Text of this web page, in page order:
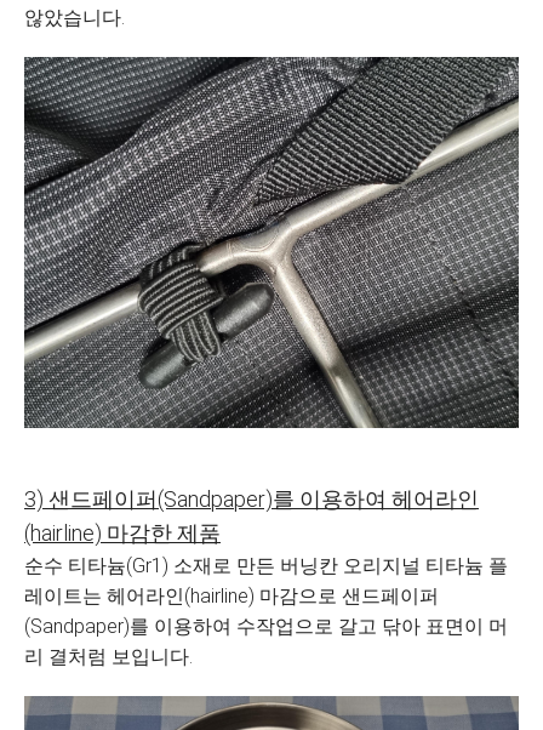
않았습니다.
3) 샌드페이퍼(Sandpaper)를 이용하여 헤어라인
(hairline) 마감한 제품
순수 티타늄(Gr1) 소재로 만든 버닝칸 오리지널 티타늄 플
레이트는 헤어라인(hairline) 마감으로 샌드페이퍼
(Sandpaper)를 이용하여 수작업으로 갈고 닦아 표면이 머
리 결처럼 보입니다.